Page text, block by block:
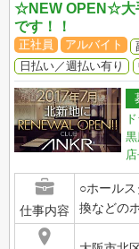
☆NEW OPEN☆大
です！！
正社員 アルバイト
日払い／週払い有り
仕事内容
○ホール
換などの